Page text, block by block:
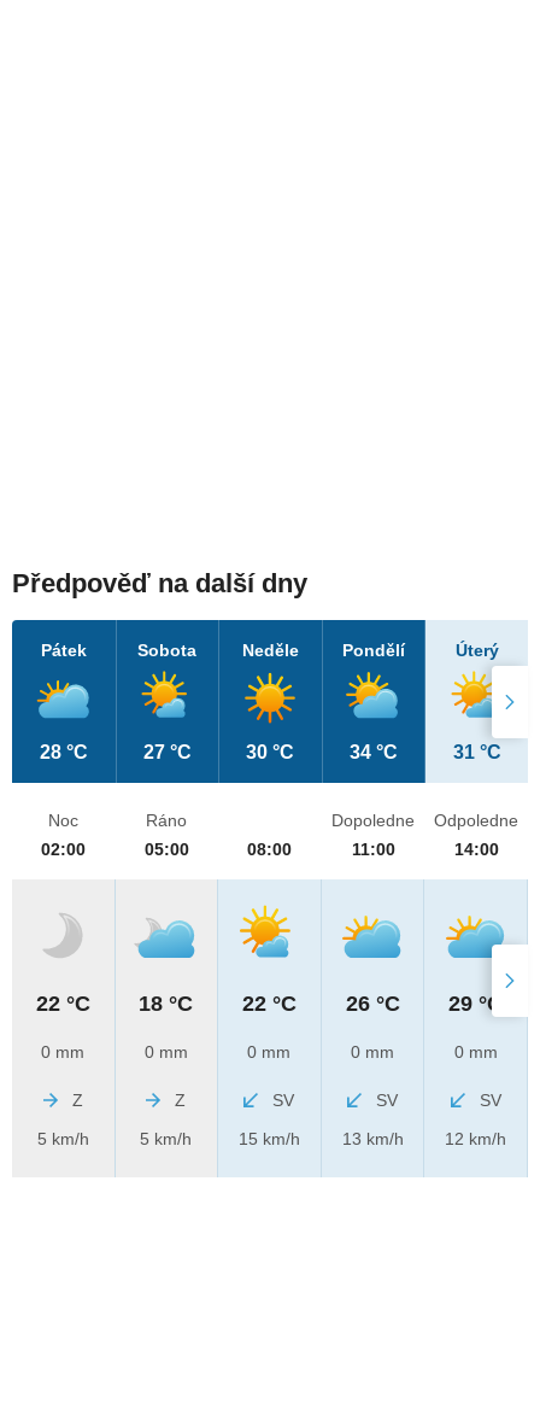
Předpověď na další dny
Pátek
28 °C
Sobota
27 °C
Neděle
30 °C
Pondělí
34 °C
Úterý
31 °C
Noc
02:00
22 °C
0 mm
Z
5 km/h
Ráno
05:00
18 °C
0 mm
Z
5 km/h
08:00
22 °C
0 mm
SV
15 km/h
Dopoledne
11:00
26 °C
0 mm
SV
13 km/h
Odpoledne
14:00
29 °C
0 mm
SV
12 km/h